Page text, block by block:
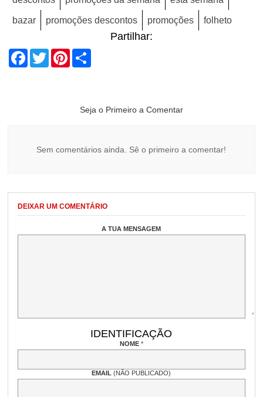
bazar promoções descontos promoções folheto
Partilhar:
Facebook
TwitterPinterest
Seja o Primeiro a Comentar
Sem comentários ainda. Sê o primeiro a comentar!
DEIXAR UM COMENTÁRIO
A TUA MENSAGEM
IDENTIFICAÇÃO
NOME *
EMAIL(NÃO PUBLICADO)